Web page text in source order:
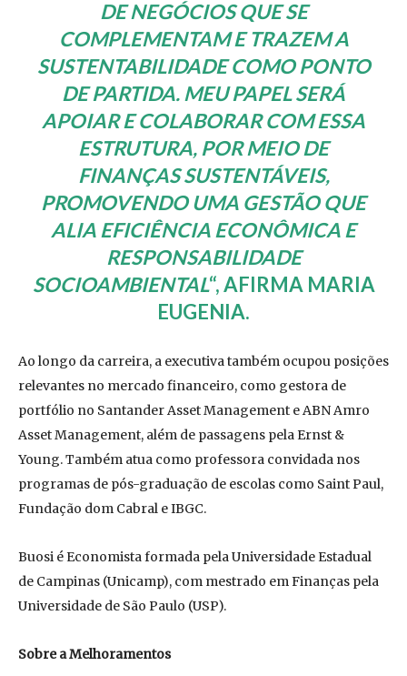
DE NEGÓCIOS QUE SE
COMPLEMENTAM E TRAZEM A
SUSTENTABILIDADE COMO PONTO
DE PARTIDA. MEU PAPEL SERÁ
APOIAR E COLABORAR COM ESSA
ESTRUTURA, POR MEIO DE
FINANÇAS SUSTENTÁVEIS,
PROMOVENDO UMA GESTÃO QUE
ALIA EFICIÊNCIA ECONÔMICA E
RESPONSABILIDADE
SOCIOAMBIENTAL“, AFIRMA MARIA
EUGENIA.
Ao longo da carreira, a executiva também ocupou posições
relevantes no mercado financeiro, como gestora de
portfólio no Santander Asset Management e ABN Amro
Asset Management, além de passagens pela Ernst &
Young. Também atua como professora convidada nos
programas de pós-graduação de escolas como Saint Paul,
Fundação dom Cabral e IBGC.
Buosi é Economista formada pela Universidade Estadual
de Campinas (Unicamp), com mestrado em Finanças pela
Universidade de São Paulo (USP).
Sobre a Melhoramentos